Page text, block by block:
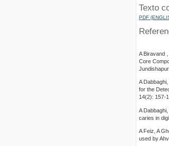
Texto
PDF
A Biravand
Core
A
for the
14(2): 157-
A
caries in
A Feiz, A
used by